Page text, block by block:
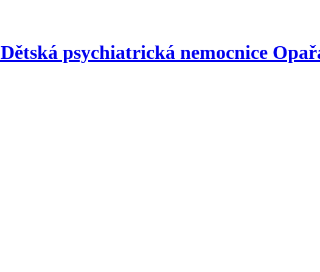
Dětská psychiatrická nemocnice